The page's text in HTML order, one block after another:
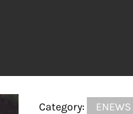
Category: ENEWS